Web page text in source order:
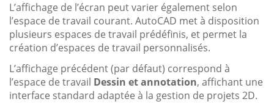
L’affichage de l’écran peut varier également selon
l’espace de travail courant. AutoCAD met à disposition
plusieurs espaces de travail prédéfinis, et permet la
création d’espaces de travail personnalisés.
L’affichage précédent (par défaut) correspond à
l’espace de travail Dessin et annotation, affichant une
interface standard adaptée à la gestion de projets 2D.